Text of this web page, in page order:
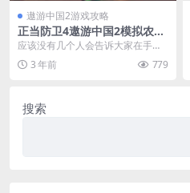
遨游中国2游戏攻略
正当防卫4遨游中国2模拟农场
欧洲卡车模拟2手机版游戏教
学超详细
应该没有几个人会告诉大家在手机
上面玩到这些游戏吧，今天就来告
诉大家其实很简单的，...
3 年前 779
搜索